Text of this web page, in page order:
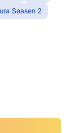
Seasen 2